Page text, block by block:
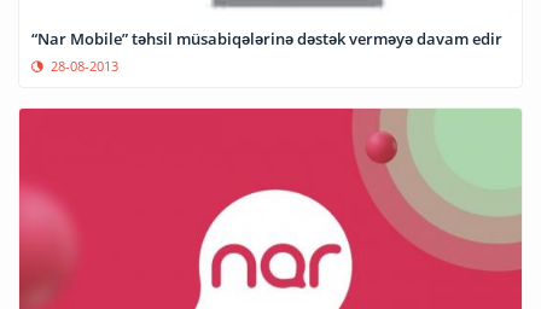
“Nar Mobile” təhsil müsabiqələrinə dəstək verməyə davam edir
28-08-2013